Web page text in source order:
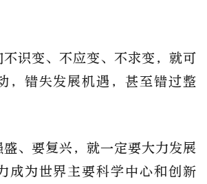
不识变、不应变、不求变，就可
，错失发展机遇，甚至错过整
盛、要复兴，就一定要大力发展
成为世界主要科学中心和创新